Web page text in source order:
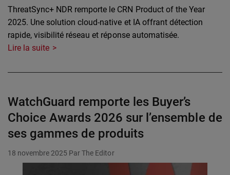
ThreatSync+ NDR remporte le CRN Product of the Year
2025. Une solution cloud-native et IA offrant détection
rapide, visibilité réseau et réponse automatisée.
Lire la suite
WatchGuard remporte les Buyer’s
Choice Awards 2026 sur l’ensemble de
ses gammes de produits
18 novembre 2025 Par The Editor